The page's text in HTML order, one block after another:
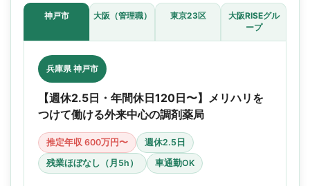
神戸市 大阪（管理職） 東京23区
大阪RISEグル
ープ
兵庫県 神戸市
【週休2.5日・年間休日120日〜】メリハリを
つけて働ける外来中心の調剤薬局
推定年収 600万円〜
週休2.5日
残業ほぼなし（月5h）
車通勤OK